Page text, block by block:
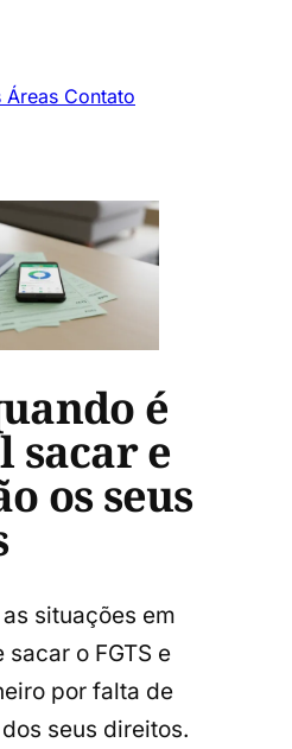
Áreas Contato
é
sacar e
os seus
situações em
o FGTS e
por falta de
seus direitos.